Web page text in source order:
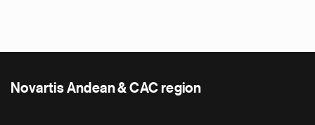
Novartis Andean & CAC region